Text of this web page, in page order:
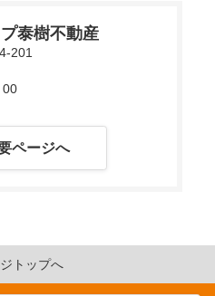
d
e
o
泰樹不動産
201
00
ページへ
トップへ